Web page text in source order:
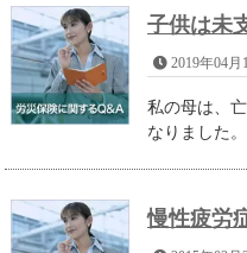
子供は未
2019年04月
私の母は、
なりました
慢性疲労